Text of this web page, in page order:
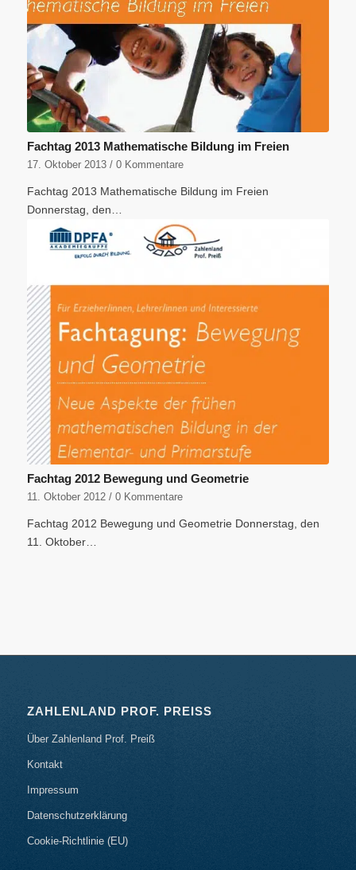
Fachtag 2013 Mathematische Bildung im Freien
17. Oktober 2013 / 0 Kommentare
Fachtag 2013 Mathematische Bildung im Freien
Donnerstag, den…
Fachtag 2012 Bewegung und Geometrie
11. Oktober 2012 / 0 Kommentare
Fachtag 2012 Bewegung und Geometrie Donnerstag, den
11. Oktober…
ZAHLENLAND PROF. PREISS
Über Zahlenland Prof. Preiß
Kontakt
Impressum
Datenschutzerklärung
Cookie-Richtlinie (EU)